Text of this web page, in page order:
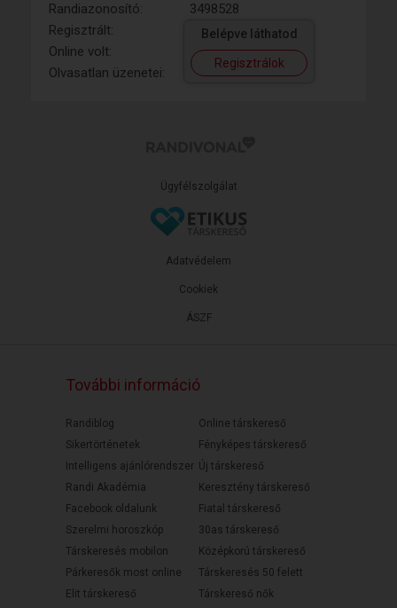
Randiazonosító:
3498528
Regisztrált:
Online volt:
Olvasatlan üzenetei:
Belépve láthatod
Regisztrálok
Ügyfélszolgálat
ÁSZF
Adatvédelem
Cookiek
További információ
Randiblog
Sikertörténetek
Intelligens ajánlórendszer
Randi Akadémia
Facebook oldalunk
Szerelmi horoszkóp
Társkeresés mobilon
Párkeresők most online
Elit társkereső
Online társkereső
Fényképes társkereső
Új társkereső
Keresztény társkereső
Fiatal társkereső
30as társkereső
Középkorú társkereső
Társkeresés 50 felett
Társkereső nők